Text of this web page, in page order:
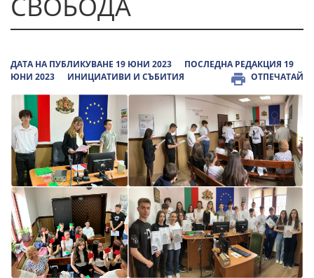
ДАТА НА ПУБЛИКУВАНЕ 19 ЮНИ 2023
ПОСЛЕДНА РЕДАКЦИЯ 19
ЮНИ 2023
ИНИЦИАТИВИ И СЪБИТИЯ ОТПЕЧАТАЙ